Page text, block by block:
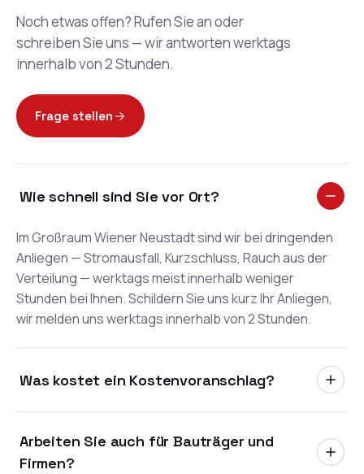
Noch etwas offen? Rufen Sie an oder
schreiben Sie uns — wir antworten werktags
innerhalb von 2 Stunden.
Frage stellen
Wie schnell sind Sie vor Ort?
Im Großraum Wiener Neustadt sind wir bei dringenden
Anliegen — Stromausfall, Kurzschluss, Rauch aus der
Verteilung — werktags meist innerhalb weniger
Stunden bei Ihnen. Schildern Sie uns kurz Ihr Anliegen,
wir melden uns werktags innerhalb von 2 Stunden.
Was kostet ein Kostenvoranschlag?
Kostenvoranschlag sind im Großraum Wiener
Neustadt kostenlos und unverbindlich. Sie
Arbeiten Sie auch für Bauträger und
Firmen?